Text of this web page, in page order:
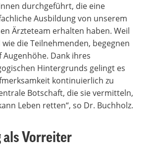
durchgeführt, die eine
Ausbildung von unserem
Ärzteteam erhalten haben. Weil
wie die Teilnehmenden, begegnen
Augenhöhe. Dank ihres
Hintergrunds gelingt es
kontinuierlich zu
Botschaft, die sie vermitteln,
Leben retten“, so Dr. Buchholz.
als Vorreiter